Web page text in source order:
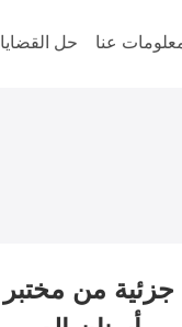
حل القضايا عنا
جزئية من مختبر